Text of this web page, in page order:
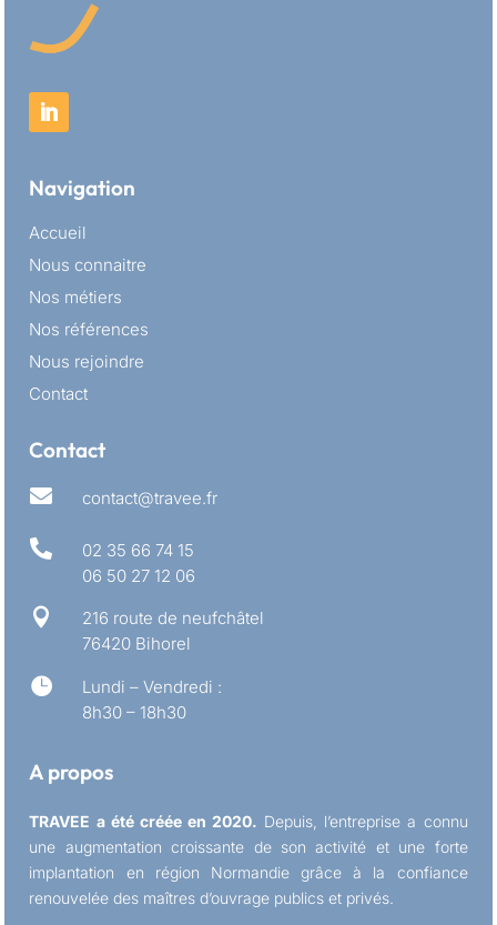
Navigation
Accueil
Nous connaitre
Nos métiers
Nos références
Nous rejoindre
Contact
Contact
 contact@travee.fr

02 35 66 74 15
06 50 27 12 06

216 route de neufchâtel
76420 Bihorel

Lundi – Vendredi :
8h30 – 18h30
A propos
TRAVEE a été créée en 2020. Depuis, l’entreprise a connu
une augmentation croissante de son activité et une forte
implantation en région Normandie grâce à la confiance
renouvelée des maîtres d’ouvrage publics et privés.